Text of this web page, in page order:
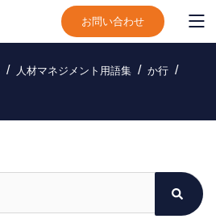
お問い合わせ
人材マネジメント用語集
か行